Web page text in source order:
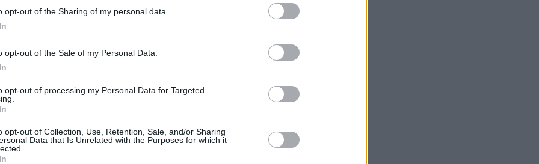
opt-out of the Sharing of my personal data.
opt-out of the Sale of my Personal Data.
opt-out of processing my Personal Data for Targeted
opt-out of Collection, Use, Retention, Sale, and/or Sharing
Data that Is Unrelated with the Purposes for which it
έχει ασκήσει έφεση κατά της καταδικαστικής
16 Μαρτίου ως τις 3 Ιουνίου 2026.